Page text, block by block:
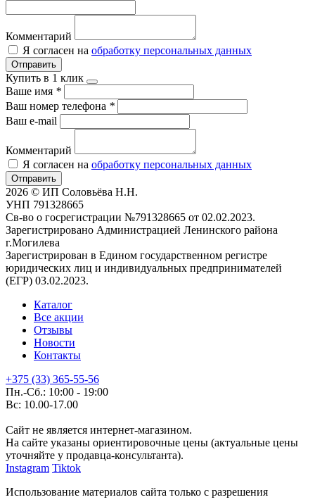
Комментарий
Я согласен на обработку персональных данных
Отправить
Купить в 1 клик
Ваше имя *
Ваш номер телефона *
Ваш e-mail
Комментарий
Я согласен на обработку персональных данных
Отправить
2026 © ИП Соловьёва Н.Н.
УНП 791328665
Св-во о госрегистрации №791328665 от 02.02.2023.
Зарегистрировано Администрацией Ленинского района
г.Могилева
Зарегистрирован в Едином государственном регистре
юридических лиц и индивидуальных предпринимателей
(ЕГР) 03.02.2023.
Каталог
Все акции
Отзывы
Новости
Контакты
+375 (33) 365-55-56
Пн.-Сб.: 10:00 - 19:00
Вс: 10.00-17.00
Сайт не является интернет-магазином.
На сайте указаны ориентировочные цены (актуальные цены
уточняйте у продавца-консультанта).
Instagram Tiktok
Использование материалов сайта только с разрешения